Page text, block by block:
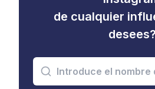
de cualquier
desees?